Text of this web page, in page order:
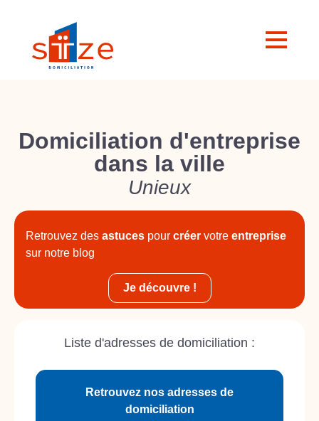
Domiciliation d'entreprise
dans la ville
Unieux
Retrouvez des astuces pour créer votre entreprise
sur notre blog
Je découvre !
Liste d'adresses de domiciliation :
Retrouvez nos adresses de
domiciliation